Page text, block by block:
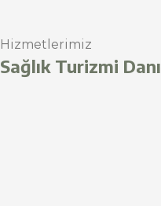
Hizmetlerimiz
Sağlık Turizmi